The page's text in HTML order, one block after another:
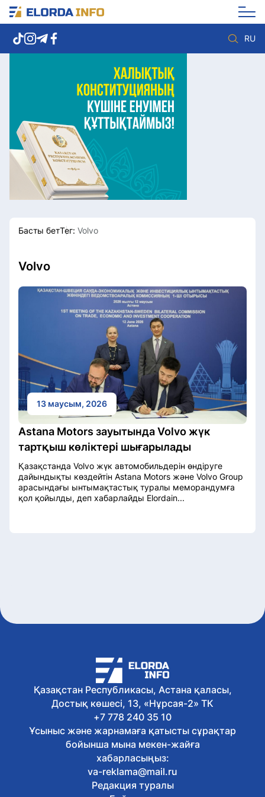
RU
Елорда жаңалықтары
Көзқарас
Саясат
Видео
Әлеумет
Экономика
Спорт
Мәдениет
Басты бетТег: Volvo
Volvo
13 маусым, 2026
Astana Motors зауытында Volvo жүк
тартқыш көліктері шығарылады
Қазақстанда Volvo жүк автомобильдерін өндіруге
дайындықты көздейтін Astana Motors және Volvo Group
арасындағы ынтымақтастық туралы меморандумға
қол қойылды, деп хабарлайды Elordain...
Қазақстан Республикасы, Астана қаласы,
Достық көшесі, 13, «Нұрсая-2» ТК
+7 778 240 35 10
Ұсыныс және жарнамаға қатысты сұрақтар
бойынша мына мекен-жайға
хабарласыңыз:
va-reklama@mail.ru
Редакция туралы